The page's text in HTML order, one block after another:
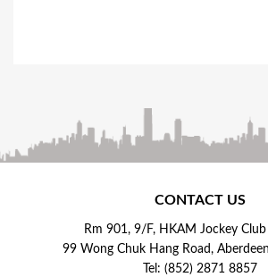
CONTACT US
Rm 901, 9/F, HKAM Jockey
99 Wong Chuk Hang Road,
Tel: (852) 2871 8857